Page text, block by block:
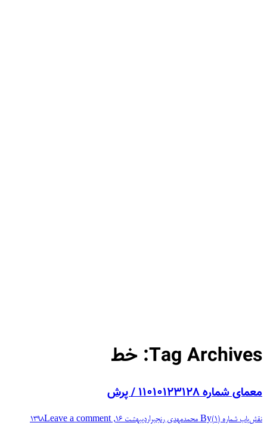
Tag Archives: خط
معمای شماره ۱۱۰۱۰۱۲۳۱۲۸ / پرش
نقش‌یاب شماره (۱) By محمدمهدی رنجبراردیبهشت 16, 1398 Leave a comment